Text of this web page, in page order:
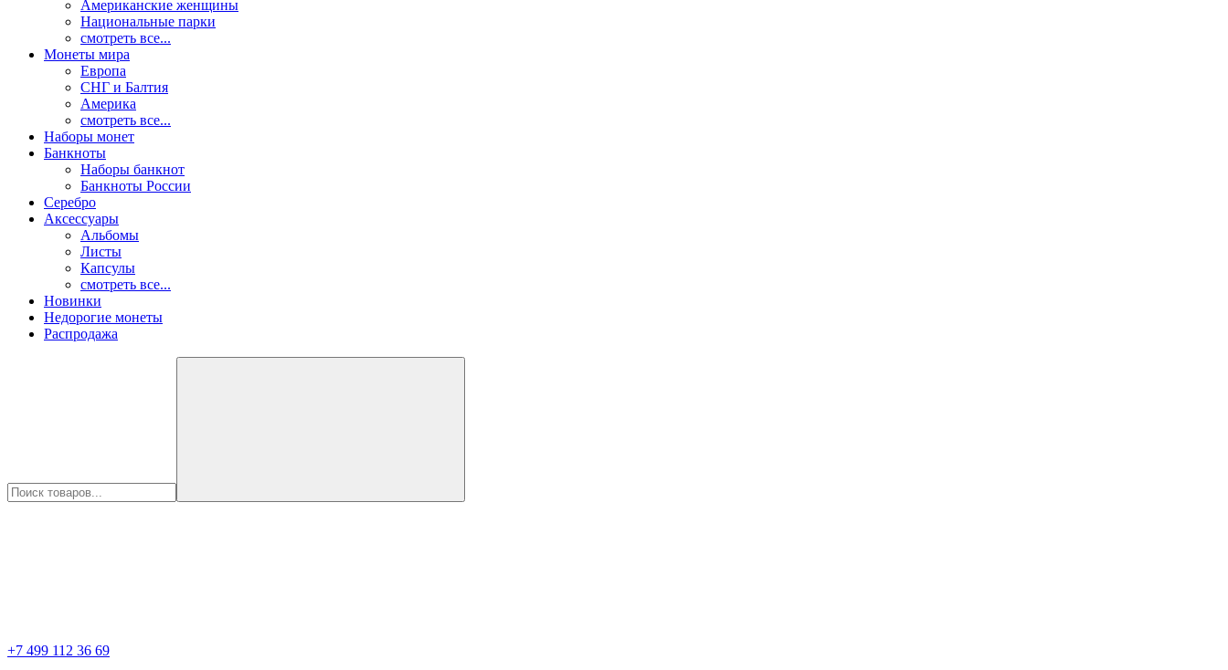
Американские женщины
Национальные парки
смотреть все...
Монеты мира
Европа
СНГ и Балтия
Америка
смотреть все...
Наборы монет
Банкноты
Наборы банкнот
Банкноты России
Серебро
Аксессуары
Альбомы
Листы
Капсулы
смотреть все...
Новинки
Недорогие монеты
Распродажа
+7 499 112 36 69